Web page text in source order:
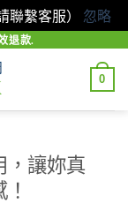
聯繫客服） 忽略
退款.
0
，讓妳真